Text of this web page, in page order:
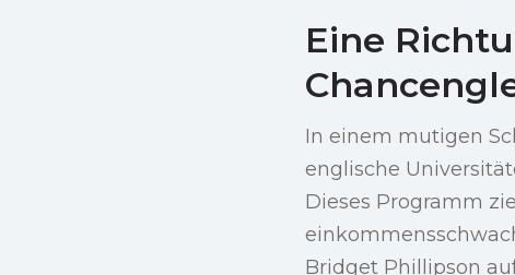
Eine
In einem mutigen
englische
Dieses Programm
Bridget Phillipson